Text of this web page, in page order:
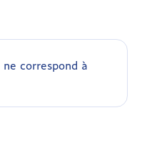
correspond à